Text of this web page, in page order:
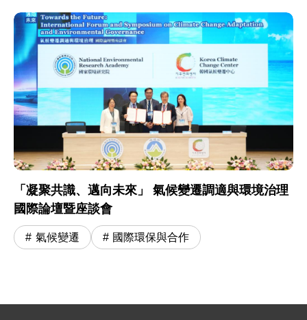
「凝聚共識、邁向未來」 氣候變遷調適與環境治理
國際論壇暨座談會
氣候變遷 國際環保與合作